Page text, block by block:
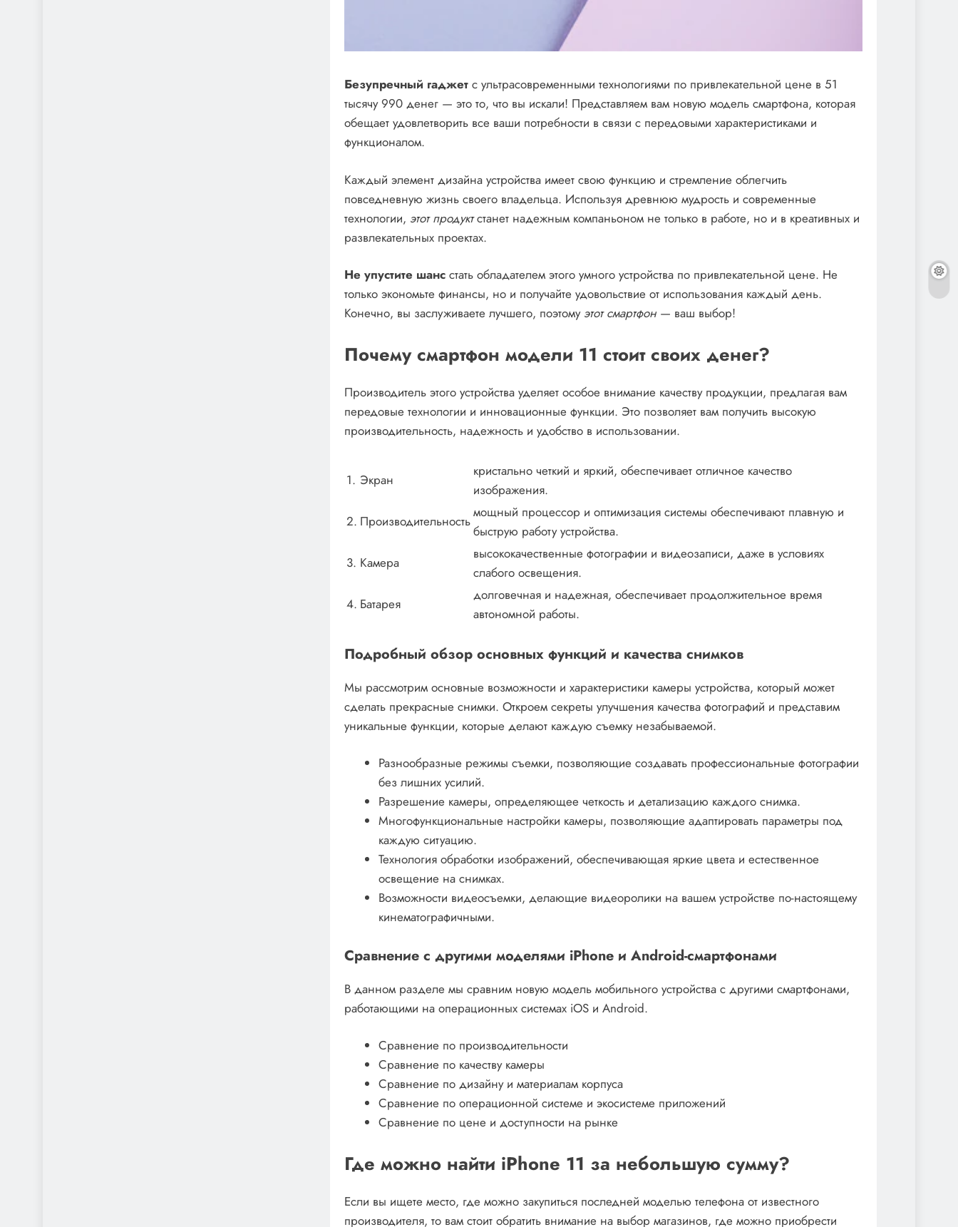
Безупречный гаджетс ультрасовременными технологиями по привлекательной цене в 51
тысячу 990 денег — это то, что вы искали! Представляем вам новую модель смартфона, которая
обещает удовлетворить все ваши потребности в связи с передовыми характеристиками и
функционалом.
Каждый элемент дизайна устройства имеет свою функцию и стремление облегчить
повседневную жизнь своего владельца. Используя древнюю мудрость и современные
технологии, этот продуктстанет надежным компаньоном не только в работе, но и в креативных и
развлекательных проектах.
Не упустите шансстать обладателем этого умного устройства по привлекательной цене. Не
только экономьте финансы, но и получайте удовольствие от использования каждый день.
Конечно, вы заслуживаете лучшего, поэтому этот смартфон— ваш выбор!
Почему смартфон модели 11 стоит своих денег?
Производитель этого устройства уделяет особое внимание качеству продукции, предлагая вам
передовые технологии и инновационные функции. Это позволяет вам получить высокую
производительность, надежность и удобство в использовании.
1. Экран
кристально четкий и яркий, обеспечивает отличное качество
изображения.
2. Производительность
мощный процессор и оптимизация системы обеспечивают плавную и
быструю работу устройства.
3. Камера
высококачественные фотографии и видеозаписи, даже в условиях
слабого освещения.
4. Батарея
долговечная и надежная, обеспечивает продолжительное время
автономной работы.
Подробный обзор основных функций и качества снимков
Мы рассмотрим основные возможности и характеристики камеры устройства, который может
сделать прекрасные снимки. Откроем секреты улучшения качества фотографий и представим
уникальные функции, которые делают каждую съемку незабываемой.
Разнообразные режимы съемки, позволяющие создавать профессиональные фотографии
без лишних усилий.
Разрешение камеры, определяющее четкость и детализацию каждого снимка.
Многофункциональные настройки камеры, позволяющие адаптировать параметры под
каждую ситуацию.
Технология обработки изображений, обеспечивающая яркие цвета и естественное
освещение на снимках.
Возможности видеосъемки, делающие видеоролики на вашем устройстве по-настоящему
кинематографичными.
Сравнение с другими моделями iPhone и Android-смартфонами
В данном разделе мы сравним новую модель мобильного устройства с другими смартфонами,
работающими на операционных системах iOS и Android.
Сравнение по производительности
Сравнение по качеству камеры
Сравнение по дизайну и материалам корпуса
Сравнение по операционной системе и экосистеме приложений
Сравнение по цене и доступности на рынке
Где можно найти iPhone 11 за небольшую сумму?
Если вы ищете место, где можно закупиться последней моделью телефона от известного
производителя, то вам стоит обратить внимание на выбор магазинов, где можно приобрести